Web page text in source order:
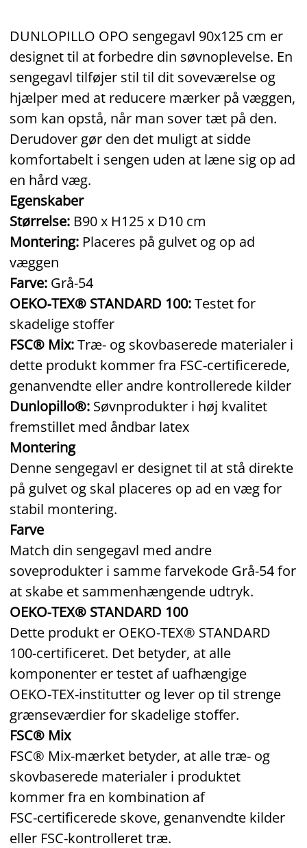
DUNLOPILLO OPO sengegavl 90x125 cm er
designet til at forbedre din søvnoplevelse. En
sengegavl tilføjer stil til dit soveværelse og
hjælper med at reducere mærker på væggen,
som kan opstå, når man sover tæt på den.
Derudover gør den det muligt at sidde
komfortabelt i sengen uden at læne sig op ad
en hård væg.
Egenskaber
Størrelse: B90 x H125 x D10 cm
Montering: Placeres på gulvet og op ad
væggen
Farve: Grå‑54
OEKO‑TEX® STANDARD 100:Testet for
skadelige stoffer
FSC® Mix:Træ‑ og skovbaserede materialer i
dette produkt kommer fra FSC‑certificerede,
genanvendte eller andre kontrollerede kilder
Dunlopillo®: Søvnprodukter i høj kvalitet
fremstillet med åndbar latex
Montering
Denne sengegavl er designet til at stå direkte
på gulvet og skal placeres op ad en væg for
stabil montering.
Farve
Match din sengegavl med andre
soveprodukter i samme farvekode Grå‑54 for
at skabe et sammenhængende udtryk.
OEKO‑TEX® STANDARD 100
Dette produkt er OEKO‑TEX® STANDARD
100‑certificeret. Det betyder, at alle
komponenter er testet af uafhængige
OEKO‑TEX‑institutter og lever op til strenge
grænseværdier for skadelige stoffer.
FSC® Mix
FSC® Mix‑mærket betyder, at alle træ‑ og
skovbaserede materialer i produktet
kommer fra en kombination af
FSC‑certificerede skove, genanvendte kilder
eller FSC‑kontrolleret træ.